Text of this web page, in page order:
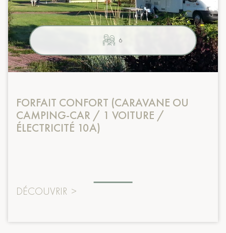
6
FORFAIT CONFORT (CARAVANE OU
CAMPING-CAR / 1 VOITURE /
ÉLECTRICITÉ 10A)
DÉCOUVRIR >